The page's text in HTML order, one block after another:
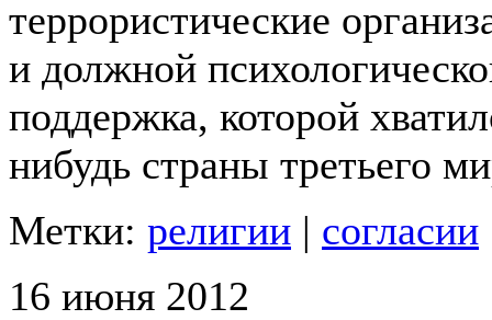
террористические
и должной
поддержка, которой
нибудь страны третьего
Метки: религии | согласии
16 июня 2012